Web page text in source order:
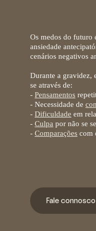
Os medos do futuro
ansiedade
cenários negativos
Durante a gravidez,
se através de:
- Pensamentos
- Necessidade de
- Dificuldade em
- Culpa por não se
- Comparações com
Fale connosco